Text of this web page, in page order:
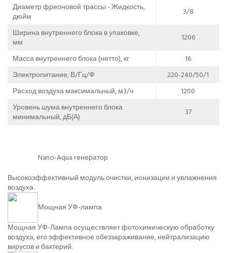
Диаметр фреоновой трассы - Жидкость,
дюйм
3/8
Ширина внутреннего блока в упаковке,
мм
1206
Масса внутреннего блока (нетто), кг
16
Электропитание, В/Гц/Ф
220-240/50/1
Расход воздуха максимальный, м3/ч
1200
Уровень шума внутреннего блока
минимальный, дБ(А)
37
Nano-Aqua генератор
Высокоэффективный модуль очистки, ионизации и увлажнения
воздуха.
Мощная УФ-лампа
Мощная УФ-Лампа осуществляет фотохимическую обработку
воздуха, его эффективное обеззараживание, нейтрализацию
вирусов и бактерий.